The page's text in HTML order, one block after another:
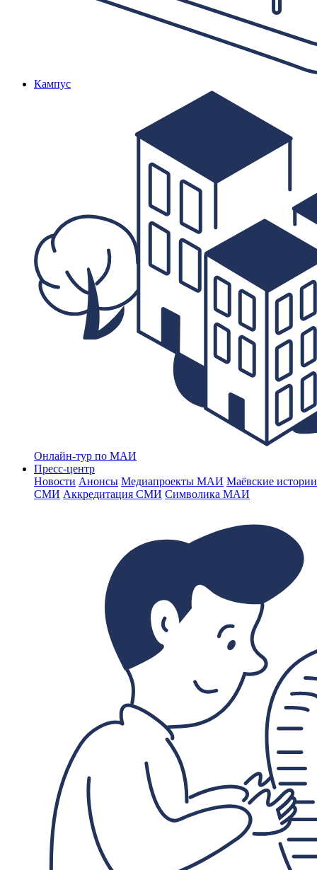
Кампус
Онлайн-тур по МАИ
Пресс-центр
Новости Анонсы Медиапроекты МАИ Маёвские
СМИ Аккредитация СМИ Символика МАИ